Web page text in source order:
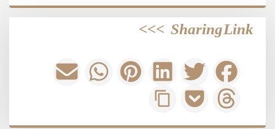
Sharing Link
>>>